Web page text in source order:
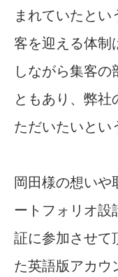
まれていたと
客を迎える体制
しながら集客の
ともあり、弊社
ただいたいとい
岡田様の想いや
ートフォリオ設
証に参加させて
た英語版アカウ